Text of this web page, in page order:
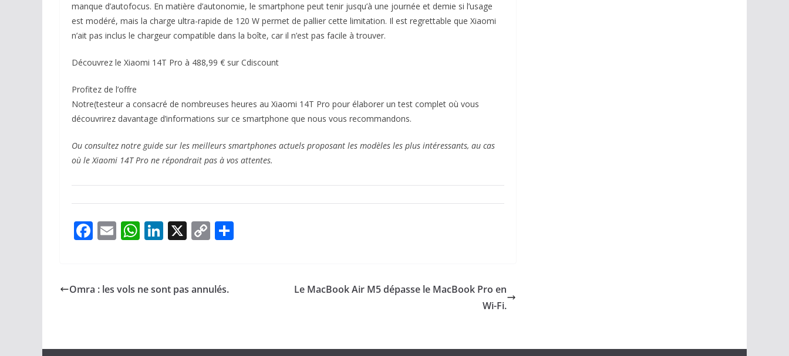
manque d’autofocus. En matière d’autonomie, le smartphone peut tenir jusqu’à une journée et demie si l’usage
est modéré, mais la charge ultra-rapide de 120 W permet de pallier cette limitation. Il est regrettable que Xiaomi
n’ait pas inclus le chargeur compatible dans la boîte, car il n’est pas facile à trouver.
Découvrez le Xiaomi 14T Pro à 488,99 € sur Cdiscount
Profitez de l’offre
Notre(testeur a consacré de nombreuses heures au Xiaomi 14T Pro pour élaborer un test complet où vous
découvrirez davantage d’informations sur ce smartphone que nous vous recommandons.
Ou consultez notre guide sur les meilleurs smartphones actuels proposant les modèles les plus intéressants, au cas
où le Xiaomi 14T Pro ne répondrait pas à vos attentes.
F
b
k
E
l
W
s
p
Li
e
X C
y
k
Omra : les vols ne sont pas annulés.
Le MacBook Air M5 dépasse le MacBook Pro en
Wi-Fi.